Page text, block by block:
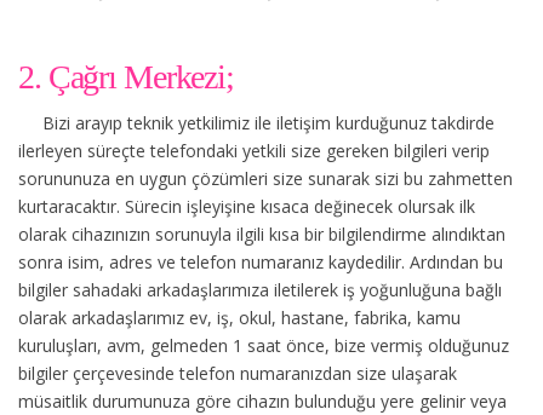
2. Çağrı Merkezi;
Bizi arayıp teknik yetkilimiz ile iletişim kurduğunuz takdirde
ilerleyen süreçte telefondaki yetkili size gereken bilgileri verip
sorununuza en uygun çözümleri size sunarak sizi bu zahmetten
kurtaracaktır. Sürecin işleyişine kısaca değinecek olursak ilk
olarak cihazınızın sorunuyla ilgili kısa bir bilgilendirme alındıktan
sonra isim, adres ve telefon numaranız kaydedilir. Ardından bu
bilgiler sahadaki arkadaşlarımıza iletilerek iş yoğunluğuna bağlı
olarak arkadaşlarımız ev, iş, okul, hastane, fabrika, kamu
kuruluşları, avm, gelmeden 1 saat önce, bize vermiş olduğunuz
bilgiler çerçevesinde telefon numaranızdan size ulaşarak
müsaitlik durumunuza göre cihazın bulunduğu yere gelinir veya